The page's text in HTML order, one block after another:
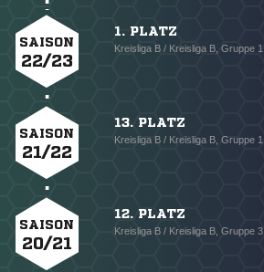
SAISON
22/23
1. PLATZ
Kreisliga B / Kreisliga B, Gruppe 1
SAISON
21/22
13. PLATZ
Kreisliga B / Kreisliga B, Gruppe 1
SAISON
20/21
12. PLATZ
Kreisliga B / Kreisliga B, Gruppe 3